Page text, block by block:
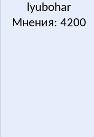
lyubohar
Мнения: 4200